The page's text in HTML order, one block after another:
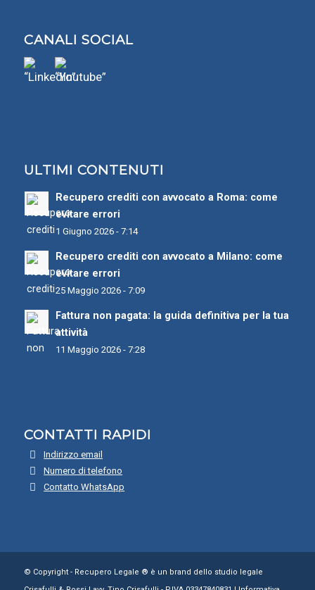
CANALI SOCIAL
ULTIMI CONTENUTI
Recupero crediti con avvocato a Roma: come
evitare errori
1 Giugno 2026 - 7:14
Recupero crediti con avvocato a Milano: come
evitare errori
25 Maggio 2026 - 7:09
Fattura non pagata: la guida definitiva per la tua
attività
11 Maggio 2026 - 7:28
CONTATTI RAPIDI
Indirizzo email
Numero di telefono
Contatto WhatsApp
© Copyright - Recupero Legale ® è un brand dello studio legale